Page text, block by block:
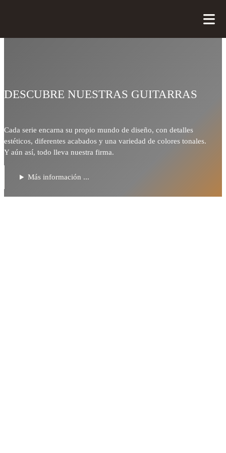
DESCUBRE NUESTRAS GUITARRAS
Cada serie encarna su propio mundo de diseño, con detalles
estéticos, diferentes acabados y una variedad de colores tonales.
Y aún así, todo lleva nuestra firma.
Más información ...